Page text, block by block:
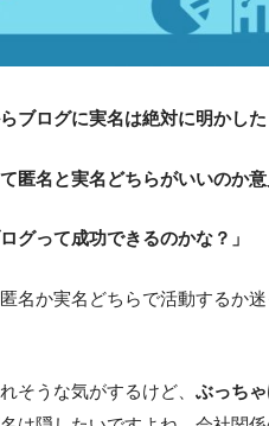
ブログに実名は絶対に明かした
匿名と実名どちらがいいのか
グって成功できるのかな？」
名か実名どちらで活動するか
そうな気がするけど、 ぶっち